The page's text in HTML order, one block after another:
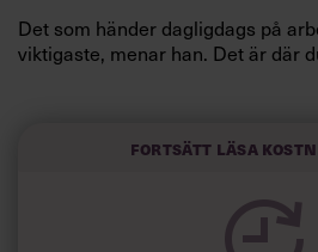
Det som händer dagligdags på
viktigaste, menar han. Det är där
och höjt arbetsglädjen på Google:
Fortsätt läsa